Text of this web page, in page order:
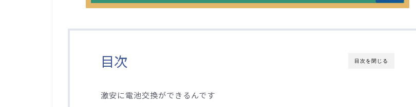
目次を閉じる
目次
激安に電池交換ができるんです